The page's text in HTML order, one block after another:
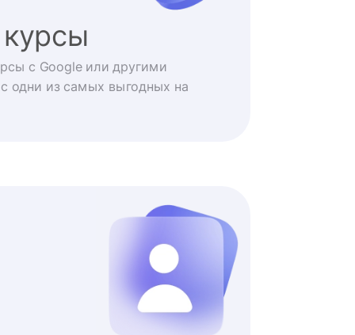
с Google или другими
одни из самых выгодных на